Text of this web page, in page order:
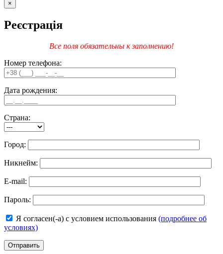
×
Реєстрація
Все поля обязательны к заполнению!
Номер телефона:
Дата рождения:
Страна:
Город:
Никнейм:
E-mail:
Пароль:
Я согласен(-а) с условием использования (подробнее об
условиях)